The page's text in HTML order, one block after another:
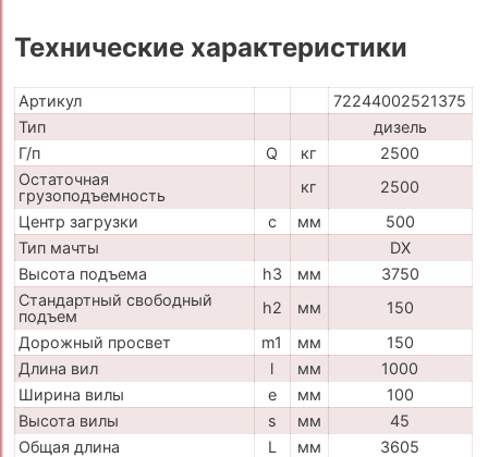
Технические характеристики
Артикул
72244002521375
Тип
дизель
Г/п
Q кг
2500
Остаточная
грузоподъемность
кг
2500
Центр загрузки
c мм
500
Тип мачты
DX
Высота подъема
h3 мм
3750
Стандартный свободный
подъем
h2 мм
150
Дорожный просвет
m1 мм
150
Длина вил
l мм
1000
Ширина вилы
e мм
100
Высота вилы
s мм
45
Общая длина
L мм
3605